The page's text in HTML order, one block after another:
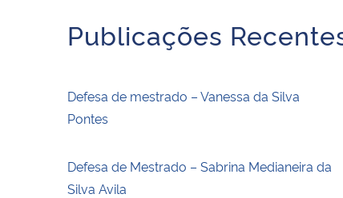
Publicações
Defesa de mestrado – Vanessa da Silva
Pontes
Defesa de Mestrado – Sabrina Medianeira da
Silva Avila